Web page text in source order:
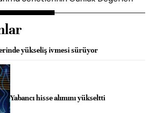
yükseliş ivmesi sürüyor
Yabancı hisse alımını yükseltti